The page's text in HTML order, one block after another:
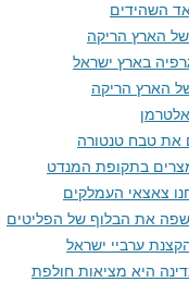
השהידים
של הארץ הריקה
בארץ ישראל
הארץ הריקה
את טבח טנטורה
בתקופת המנדט
צאצאי העמלקים
את הבלוף של הפליטים
ערביי ישראל
היא מציאות חולפת